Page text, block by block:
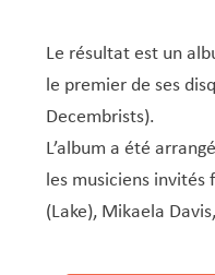
Le résultat est un
le premier de ses
Decembrists).
L’album a été
les musiciens
(Lake), Mikaela